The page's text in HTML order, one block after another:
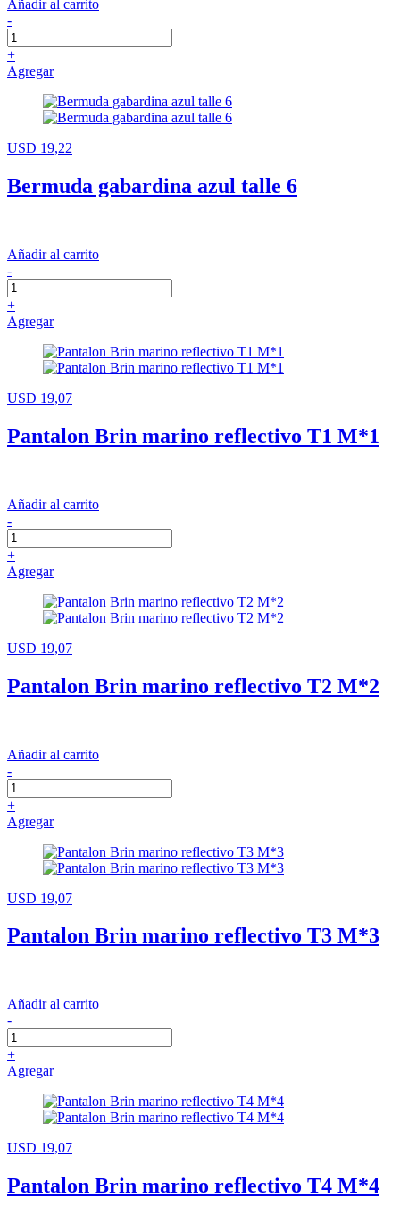
Añadir al carrito
-
+
Agregar
USD 19,22
Bermuda gabardina azul talle 6
Añadir al carrito
-
+
Agregar
USD 19,07
Pantalon Brin marino reflectivo T1 M*1
Añadir al carrito
-
+
Agregar
USD 19,07
Pantalon Brin marino reflectivo T2 M*2
Añadir al carrito
-
+
Agregar
USD 19,07
Pantalon Brin marino reflectivo T3 M*3
Añadir al carrito
-
+
Agregar
USD 19,07
Pantalon Brin marino reflectivo T4 M*4